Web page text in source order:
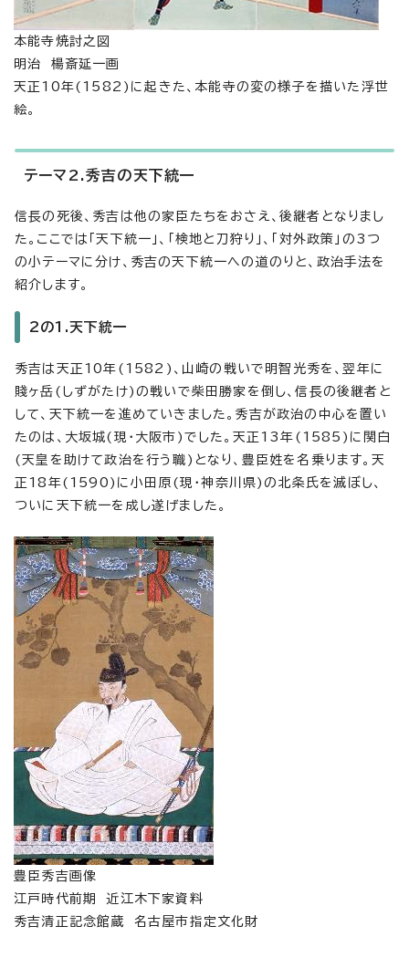
本能寺焼討之図
明治 楊斎延一画
天正10年(1582)に起きた、本能寺の変の様子を描いた浮世
絵。
テーマ2.秀吉の天下統一
信長の死後、秀吉は他の家臣たちをおさえ、後継者となりまし
た。ここでは「天下統一」、「検地と刀狩り」、「対外政策」の3つ
の小テーマに分け、秀吉の天下統一への道のりと、政治手法を
紹介します。
2の1.天下統一
秀吉は天正10年(1582)、山崎の戦いで明智光秀を、翌年に
賤ヶ岳(しずがたけ)の戦いで柴田勝家を倒し、信長の後継者と
して、天下統一を進めていきました。秀吉が政治の中心を置い
たのは、大坂城(現・大阪市)でした。天正13年(1585)に関白
(天皇を助けて政治を行う職)となり、豊臣姓を名乗ります。天
正18年(1590)に小田原(現・神奈川県)の北条氏を滅ぼし、
ついに天下統一を成し遂げました。
豊臣秀吉画像
江戸時代前期 近江木下家資料
秀吉清正記念館蔵 名古屋市指定文化財